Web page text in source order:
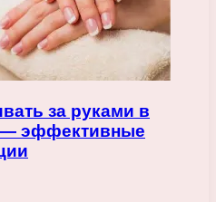
за руками в
эффективные